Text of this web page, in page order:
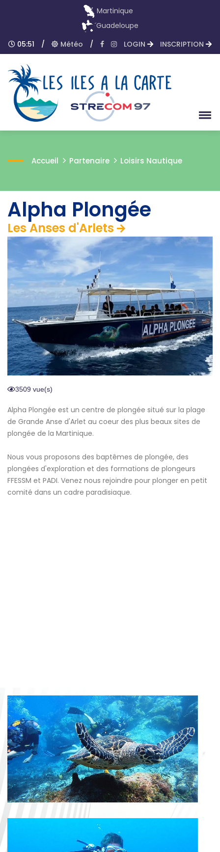
Martinique
Guadeloupe
05:51
/ Météo / LOGIN INSCRIPTION
Accueil Partenaire Loisirs Nautique
Alpha Plongée
Les Anses d'Arlets
3509 vue(s)
Alpha Plongée est un centre de plongée situé sur la plage
de Grande Anse d'Arlet au coeur des plus beaux sites de
plongée de la Martinique.
Nous vous proposons des baptêmes de plongée, des
plongées d'exploration et des formations de plongeurs
FFESSM et PADI. Venez nous rejoindre pour plonger en petit
comité dans un cadre paradisiaque.